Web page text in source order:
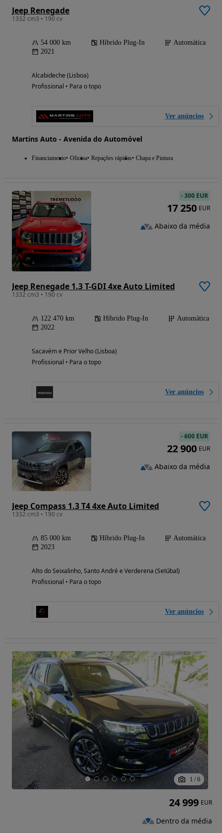
Jeep Renegade
1332 cm3 • 190 cv
54 000 km Híbrido Plug-In
Automática
2021
Alcabideche (Lisboa)
Profissional • Para o topo
Ver anúncios
Martins Auto - Avenida do Automóvel
Financiamento Oficina Repações rápidas Chapa e Pintura
Jeep Renegade 1.3 T-GDI 4xe Auto Limited
1332 cm3 • 190 cv
122 470 km Híbrido Plug-In
Automática
2022
Sacavém e Prior Velho (Lisboa)
Profissional • Para o topo
Ver anúncios
-300 EUR
17 250 EUR
Abaixo da média
Jeep Compass 1.3 T4 4xe Auto Limited
1332 cm3 • 190 cv
85 000 km Híbrido Plug-In
Automática
2023
Alto do Seixalinho, Santo André e Verderena (Setúbal)
Profissional • Para o topo
Ver anúncios
-600 EUR
22 900 EUR
Abaixo da média
1 / 6
24 999 EUR
Dentro da média